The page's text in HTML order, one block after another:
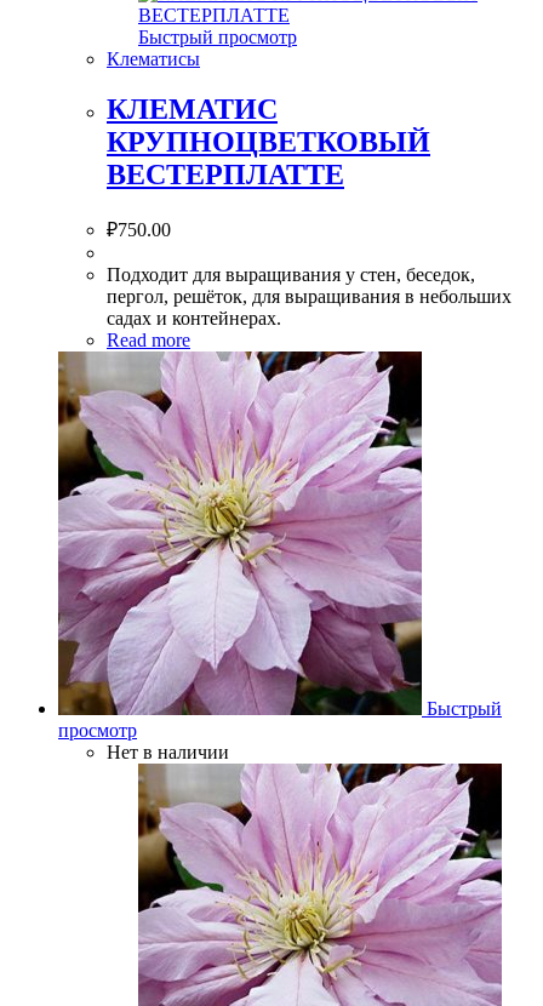
Быстрый просмотр
Клематисы
КЛЕМАТИС
КРУПНОЦВЕТКОВЫЙ
ВЕСТЕРПЛАТТЕ
₽750.00
Подходит для выращивания у стен, беседок,
пергол, решёток, для выращивания в небольших
садах и контейнерах.
Read more
Быстрый
просмотр
Нет в наличии